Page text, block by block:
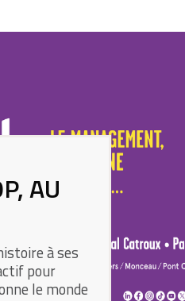
AU
à ses
pour
le monde